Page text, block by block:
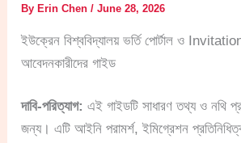
ByErin Chen/June 28, 2026
ইউক্রেন বিশ্ববিদ্যালয় ভর্তি পোর্টাল ও
আবেদনকারীদের গাইড
দাবি-পরিত্যাগ: এই গাইডটি সাধারণ তথ্য ও নথি
জন্য। এটি আইনি পরামর্শ, ইমিগ্রেশন